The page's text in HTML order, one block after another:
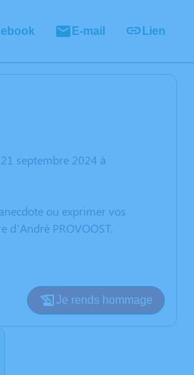
E-mail Lien
septembre 2024 à
ou exprimer vos
PROVOOST.
Je rends hommage